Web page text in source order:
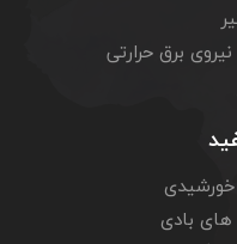
برق حرارتی
بادی